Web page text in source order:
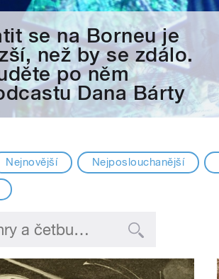
se na Borneu je
než by se zdálo.
po něm
Dana Bárty
Nejnovější Nejposlouchanější